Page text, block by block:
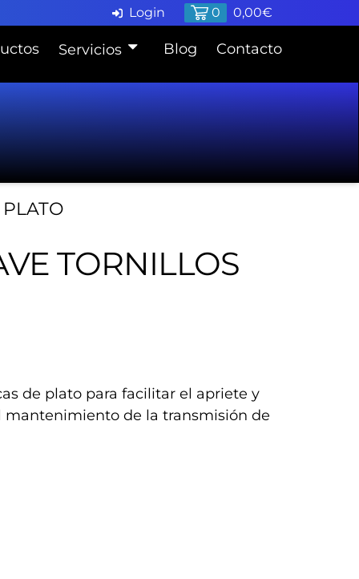
Login 0 0,00€
Servicios
Pide cita en Taller
Finaciación
Blog Contacto
TORNILLOS
de plato para facilitar el apriete y
de la transmisión de